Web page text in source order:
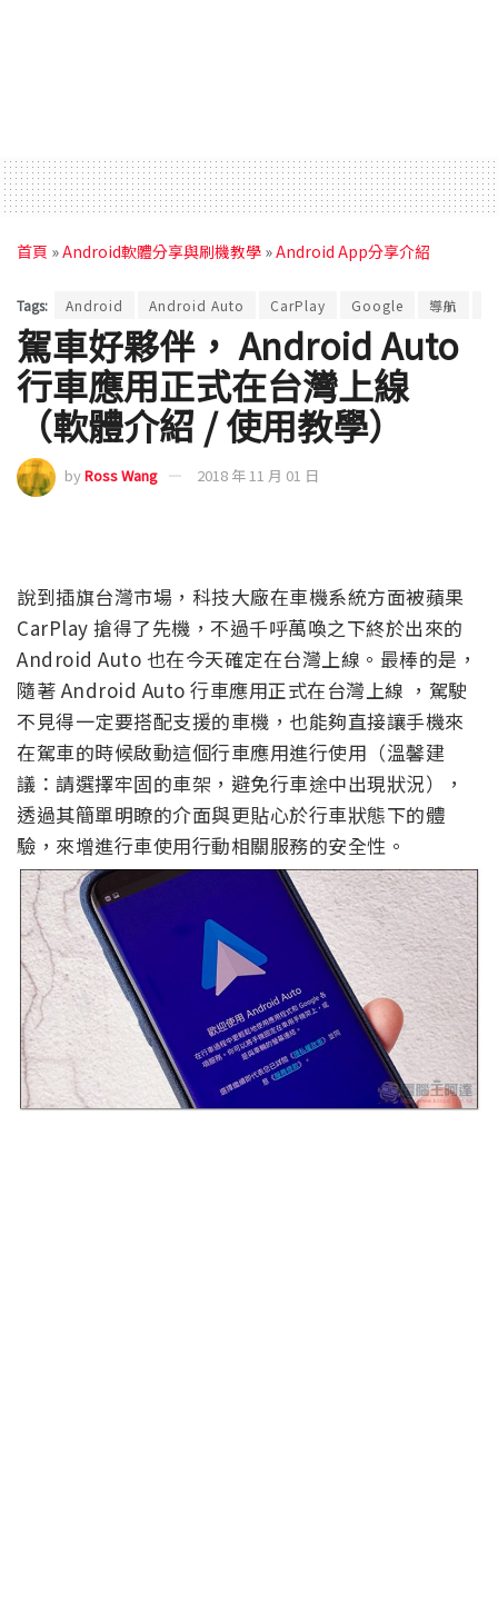
首頁 »Android軟體分享與刷機教學 »Android App分享介紹
Tags: Android Android Auto CarPlay Google 導航
駕車好夥伴， Android Auto
行車應用正式在台灣上線
（軟體介紹 / 使用教學）
byRoss Wang 2018 年 11 月 01 日
說到插旗台灣市場，科技大廠在車機系統方面被蘋果
CarPlay 搶得了先機，不過千呼萬喚之下終於出來的
Android Auto 也在今天確定在台灣上線。最棒的是，
隨著 Android Auto 行車應用正式在台灣上線 ，駕駛
不見得一定要搭配支援的車機，也能夠直接讓手機來
在駕車的時候啟動這個行車應用進行使用（溫馨建
議：請選擇牢固的車架，避免行車途中出現狀況），
透過其簡單明瞭的介面與更貼心於行車狀態下的體
驗，來增進行車使用行動相關服務的安全性。